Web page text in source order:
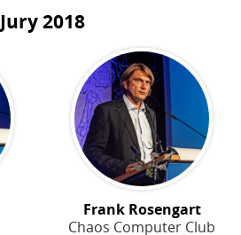
Jury2018
Frank Rosengart
Chaos Computer Club